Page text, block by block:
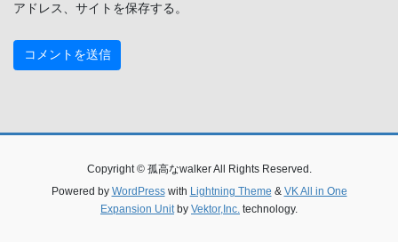
アドレス、サイトを保存する。
Copyright © 孤高なwalker All Rights Reserved.
Powered by WordPresswith Lightning Theme & VK All in One
Expansion Unit by Vektor,Inc. technology.